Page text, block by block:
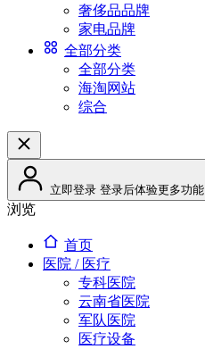
奢侈品品牌
家电品牌
全部分类
全部分类
海淘网站
综合
立即登录 登录后体验更多功能
浏览
首页
医院 / 医疗
专科医院
云南省医院
军队医院
医疗设备